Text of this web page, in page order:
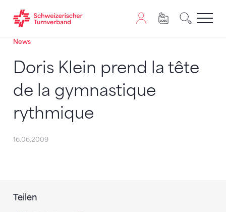
Zum Inhalt springen
Zur Sitemap navigieren
Zum Navigieren dieser Seite wird JavaScript benötigt.
News
Doris Klein prend la tête
de la gymnastique
rythmique
16.06.2009
Teilen